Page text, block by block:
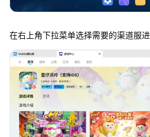
在右上角下拉菜单选择需要的渠道服进